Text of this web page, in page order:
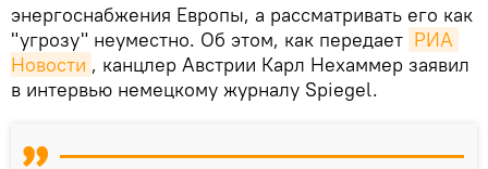
энергоснабжения Европы, а рассматривать его как
"угрозу" неуместно. Об этом, как передает РИА
Новости , канцлер Австрии Карл Нехаммер заявил
в интервью немецкому журналу Spiegel.